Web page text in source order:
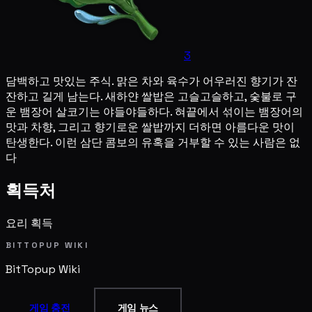
3
담백하고 맛있는 주식. 맑은 차와 육수가 어우러진 향기가 잔
잔하고 길게 남는다. 새하얀 쌀밥은 고슬고슬하고, 숯불로 구
운 뱀장어 살코기는 야들야들하다. 혀끝에서 섞이는 뱀장어의
맛과 차향, 그리고 향기로운 쌀밥까지 더하면 아름다운 맛이
탄생한다. 이런 삼단 콤보의 유혹을 거부할 수 있는 사람은 없
다
획득처
요리 획득
BITTOPUP WIKI
BitTopup Wiki
게임 충전 게임 뉴스